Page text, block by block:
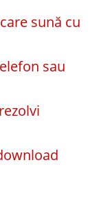
sună cu
sau